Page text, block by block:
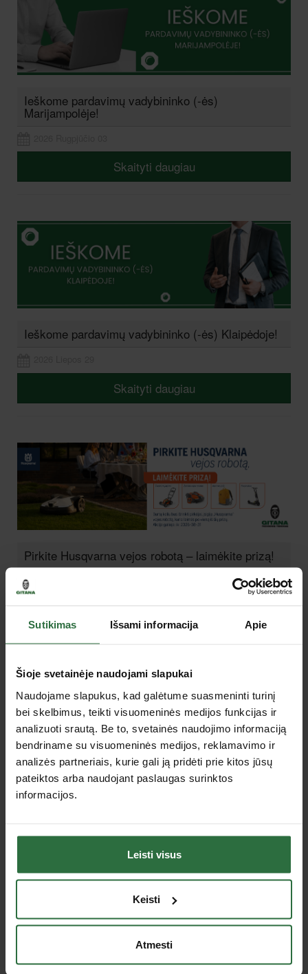
Sutikimas Išsami informacija Apie
Šioje svetainėje naudojami slapukai
Naudojame slapukus, kad galėtume suasmeninti turinį
bei skelbimus, teikti visuomeninės medijos funkcijas ir
analizuoti srautą. Be to, svetainės naudojimo informaciją
bendriname su visuomeninės medijos, reklamavimo ir
analizės partneriais, kurie gali ją pridėti prie kitos jūsų
pateiktos arba naudojant paslaugas surinktos
informacijos.
Leisti visus
Keisti
Atmesti
Ieškome pardavimų vadybininko (-ės)
Marijampolėje!
Skaityti daugiau
Ieškome pardavimų vadybininko (-ės) Klaipėdoje!
Skaityti daugiau
Pirkite Husqvarna vejos robotą – laimėkite prizą!
Ieškome elektros generatorių pardavimų
vadybininko (-ės) Klaipėdoje